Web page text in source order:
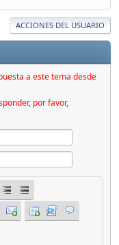
ACCIONES DEL USUARIO
a este tema desde
por favor,